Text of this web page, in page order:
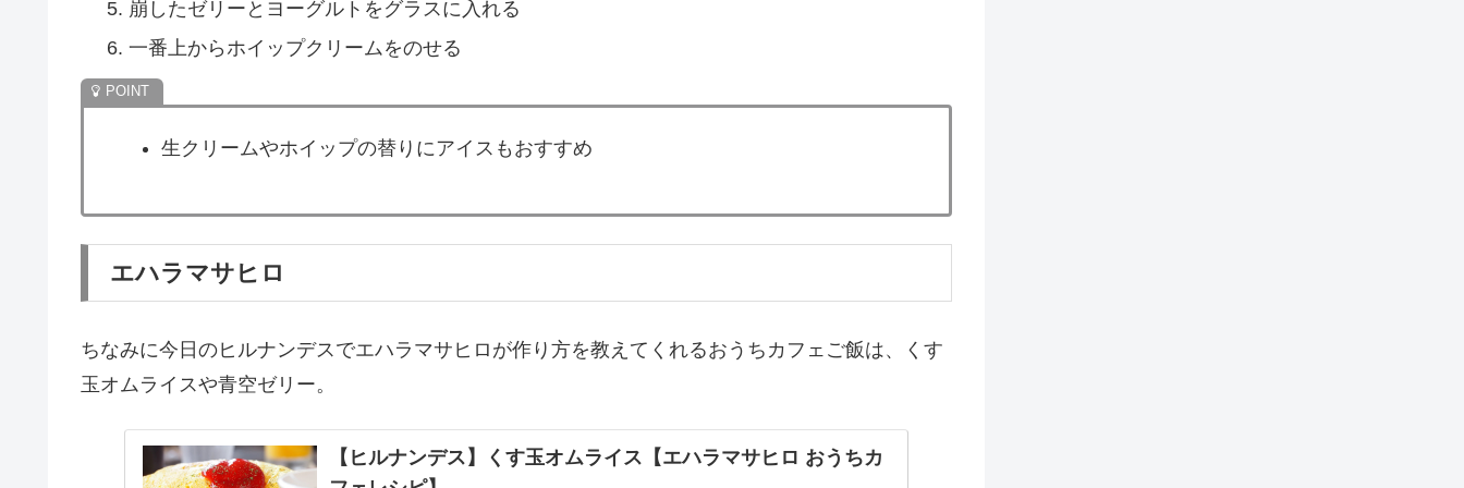
崩したゼリーとヨーグルトをグラスに入れる
一番上からホイップクリームをのせる
生クリームやホイップの替りにアイスもおすすめ
エハラマサヒロ
ちなみに今日のヒルナンデスでエハラマサヒロが作り方を教えてくれるおうちカフェご飯は、くす
玉オムライスや青空ゼリー。
【ヒルナンデス】くす玉オムライス【エハラマサヒロ おうちカ